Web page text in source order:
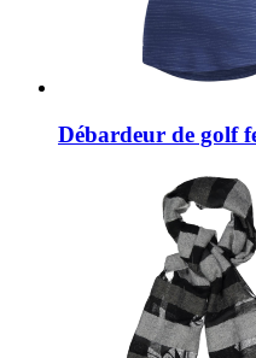
Débardeur de golf